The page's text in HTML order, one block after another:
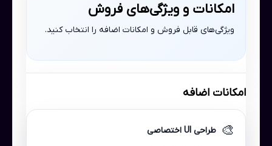
امکانات و ویژگی‌های فروش
ویژگی‌های قابل فروش و امکانات اضافه را انتخاب کنید.
امکانات اضافه
🎨 طراحی UI اختصاصی